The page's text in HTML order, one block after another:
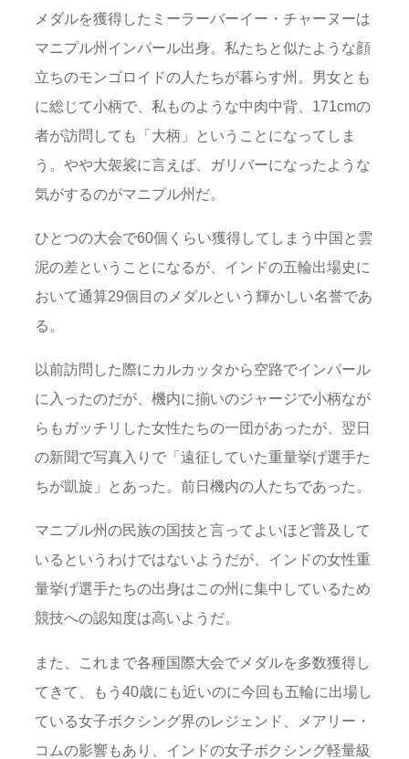
メダルを獲得したミーラーバーイー・チャーヌーは
マニプル州インパール出身。私たちと似たような顔
立ちのモンゴロイドの人たちが暮らす州。男女とも
に総じて小柄で、私ものような中肉中背、171cmの
者が訪問しても「大柄」ということになってしま
う。やや大袈裟に言えば、ガリバーになったような
気がするのがマニプル州だ。
ひとつの大会で60個くらい獲得してしまう中国と雲
泥の差ということになるが、インドの五輪出場史に
おいて通算29個目のメダルという輝かしい名誉であ
る。
以前訪問した際にカルカッタから空路でインパール
に入ったのだが、機内に揃いのジャージで小柄なが
らもガッチリした女性たちの一団があったが、翌日
の新聞で写真入りで「遠征していた重量挙げ選手た
ちが凱旋」とあった。前日機内の人たちであった。
マニプル州の民族の国技と言ってよいほど普及して
いるというわけではないようだが、インドの女性重
量挙げ選手たちの出身はこの州に集中しているため
競技への認知度は高いようだ。
また、これまで各種国際大会でメダルを多数獲得し
てきて、もう40歳にも近いのに今回も五輪に出場し
ている女子ボクシング界のレジェンド、メアリー・
コムの影響もあり、インドの女子ボクシング軽量級